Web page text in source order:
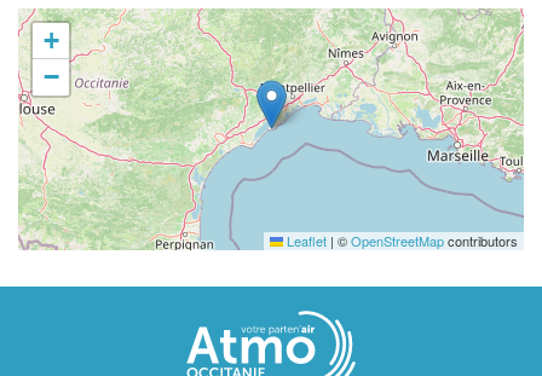
+
−
Leaflet | ©OpenStreetMapcontributors